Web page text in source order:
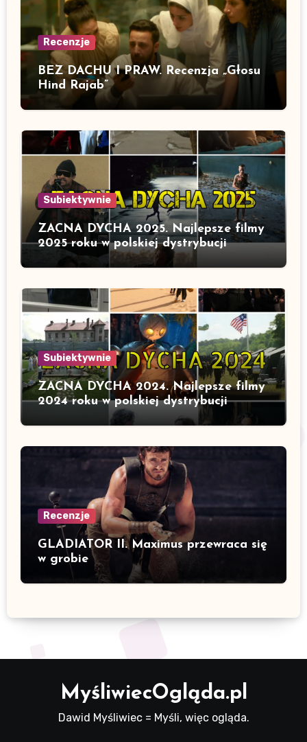
Recenzje
BEZ DACHU I PRAW. Recenzja „Głosu
Hind Rajab”
Subiektywnie
ZACNA DYCHA 2025. Najlepsze filmy
2025 roku w polskiej dystrybucji
Subiektywnie
ZACNA DYCHA 2024. Najlepsze filmy
2024 roku w polskiej dystrybucji
Recenzje
GLADIATOR II. Maximus przewraca się
w grobie
MyśliwiecOgląda.pl
Dawid Myśliwiec = Myśli, więc ogląda.